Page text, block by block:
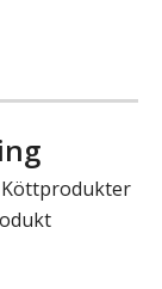
Köttprodukter